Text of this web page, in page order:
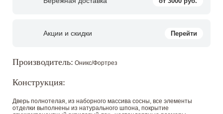
Акции и скидки Перейти
Производитель: Оникс/Фортрез
Конструкция:
Дверь полнотелая, из наборного массива сосны, все элементы
отделки выполнены из натурального шпона, покрытие